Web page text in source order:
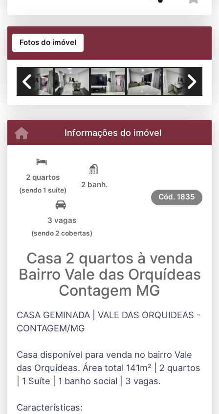
Fotos do imóvel
Informações do imóvel
2 quartos
(sendo 1 suíte)
2 banh.
3 vagas
(sendo 2 cobertas)
Cód. 1835
Casa 2 quartos à venda
Bairro Vale das Orquídeas
Contagem MG
CASA GEMINADA | VALE DAS ORQUIDEAS -
CONTAGEM/MG
Casa disponível para venda no bairro Vale
das Orquídeas. Área total 141m² | 2 quartos
| 1 Suíte | 1 banho social | 3 vagas.
Características: